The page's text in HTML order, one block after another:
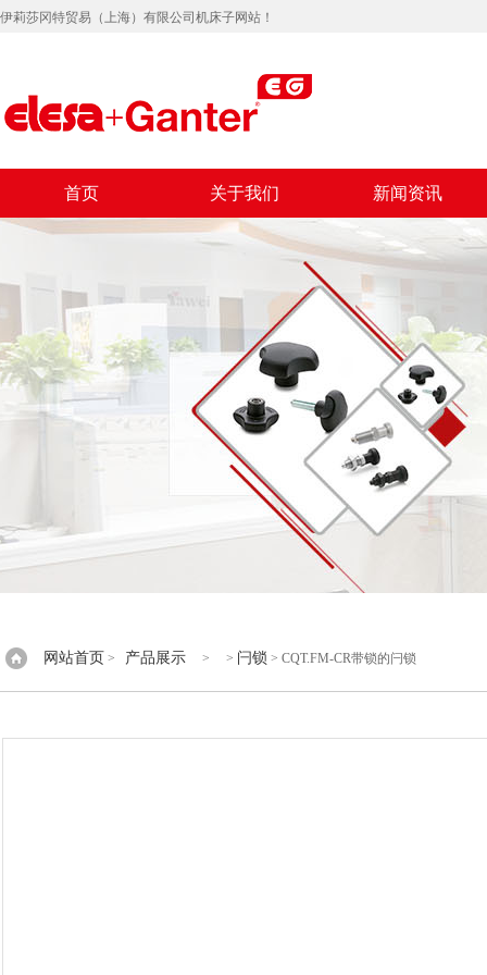
伊莉莎冈特贸易（上海）有限公司机床子网站！
首页 关于我们 新闻资讯
网站首页 > 产品展示 > > 闩锁 > CQT.FM-CR带锁的闩锁